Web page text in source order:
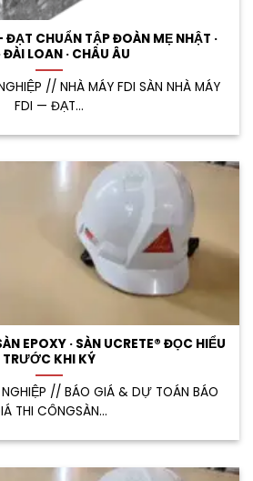
ĐẠT CHUẨN TẬP ĐOÀN MẸ NHẬT ·
ĐÀI LOAN · CHÂU ÂU
// NHÀ MÁY FDI SÀN NHÀ MÁY
FDI — ĐẠT...
EPOXY · SÀN UCRETE® ĐỌC HIỂU
TRƯỚC KHI KÝ
// BÁO GIÁ & DỰ TOÁN BÁO
THI CÔNGSÀN...